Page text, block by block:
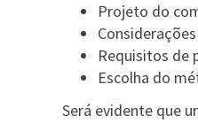
Projeto do
Requisitos de
Escolha do
Será evidente que